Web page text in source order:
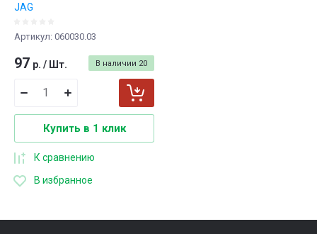
JAG
Артикул: 060030.03
В наличии 20
97 р. / Шт.
Купить в 1 клик
К сравнению
В избранное